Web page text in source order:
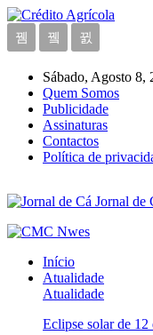
Sábado, Agosto 8,
Quem Somos
Publicidade
Assinaturas
Contactos
Política de
Jornal de
Início
Atualidade
Atualidade
Eclipse solar de 12